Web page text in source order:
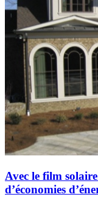
Avec le film
d’économies